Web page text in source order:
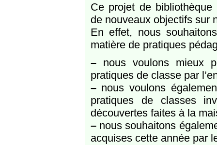
Ce projet de bibliothèque
de nouveaux objectifs sur
En effet, nous
matière de pratiques
–nous voulons mieux
pratiques de classe par
–nous voulons
pratiques de classes
découvertes faites à la
–nous souhaitons
acquises cette année par